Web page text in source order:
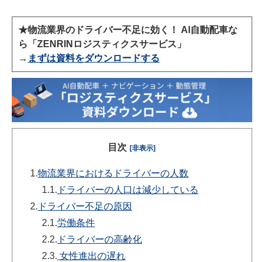
★物流業界のドライバー不足に効く！ AI自動配車な
ら「ZENRINロジスティクスサービス」
→ まずは資料をダウンロードする
目次 [非表示]
1.物流業界におけるドライバーの人数
1.1. ドライバーの人口は減少している
2. ドライバー不足の原因
2.1.労働条件
2.2. ドライバーの高齢化
2.3. 女性進出の遅れ